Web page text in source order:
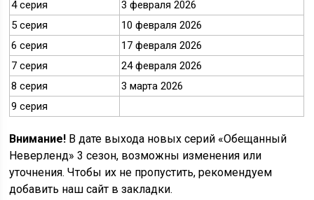
4 серия
3 февраля 2026
5 серия
10 февраля 2026
6 серия
17 февраля 2026
7 серия
24 февраля 2026
8 серия
3 марта 2026
9 серия
Внимание! В дате выхода новых серий «Обещанный
Неверленд» 3 сезон, возможны изменения или
уточнения. Чтобы их не пропустить, рекомендуем
добавить наш сайт в закладки.